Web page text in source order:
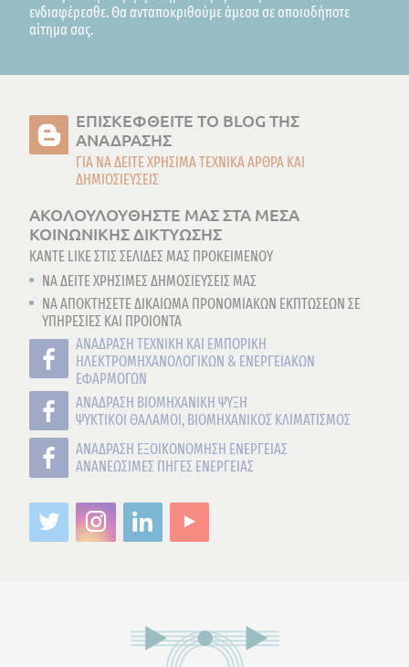
ενδιαφέρεσθε. Θα ανταποκριθούμε άμεσα σε οποιοδήποτε
αίτημα σας.
ΕΠΙΣΚΕΦΘEIΤΕ ΤΟ BLOG ΤΗΣ
ΑΝΑΔΡΑΣΗΣ
ΓΙΑ ΝΑ ΔΕΙΤΕ ΧΡΗΣΙΜΑ ΤΕΧΝΙΚΑ ΑΡΘΡΑ ΚΑΙ
ΔΗΜΙΟΣΙΕΥΣΕΙΣ
ΑΚΟΛΟΥΛΟΥΘΗΣΤΕ ΜΑΣ ΣΤΑ ΜΕΣΑ
ΚΟΙΝΩΝΙΚΗΣ ΔΙΚΤΥΩΣΗΣ
ΚΑΝΤΕ LIKE ΣΤΙΣ ΣΕΛΙΔΕΣ ΜΑΣ ΠΡΟΚΕΙΜΕΝΟΥ
NA ΔΕΙΤΕ ΧΡΗΣΙΜΕΣ ΔΗΜΟΣΙΕΥΣΕΙΣ ΜΑΣ
ΝΑ ΑΠΟΚΤΗΣΕΤΕ ΔΙΚΑIΩΜΑ ΠΡΟΝΟΜΙΑΚΩΝ ΕΚΠΤΩΣΕΩΝ ΣΕ
ΥΠΗΡΕΣΙΕΣ ΚΑΙ ΠΡΟΙΟΝΤΑ
ΑΝΑΔΡΑΣΗ ΤΕΧΝΙΚΗ ΚΑΙ ΕΜΠΟΡΙΚΗ
ΗΛΕΚΤΡΟΜΗΧΑΝΟΛΟΓΙΚΩΝ & ΕΝΕΡΓΕΙΑΚΩΝ
ΕΦΑΡΜΟΓΩΝ
ΑΝΑΔΡΑΣΗ ΒΙΟΜΗΧΑΝΙΚΗ ΨΥΞΗ
ΨΥΚΤΙΚΟΙ ΘΑΛΑΜΟΙ, ΒΙΟΜΗΧΑΝΙΚΟΣ ΚΛΙΜΑΤΙΣΜΟΣ
ΑΝΑΔΡΑΣΗ ΕΞΟΙΚΟΝΟΜΗΣΗ ΕΝΕΡΓΕΙΑΣ
ΑΝΑΝΕΩΣΙΜΕΣ ΠΗΓΕΣ ΕΝΕΡΓΕΙΑΣ